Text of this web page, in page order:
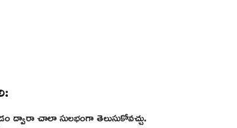
ద్వారా చాలా సులభంగా తెలుసుకోవచ్చు.